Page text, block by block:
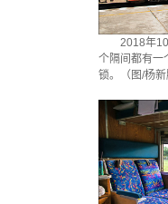
2018年
个隔间都有一
锁。（图/杨新